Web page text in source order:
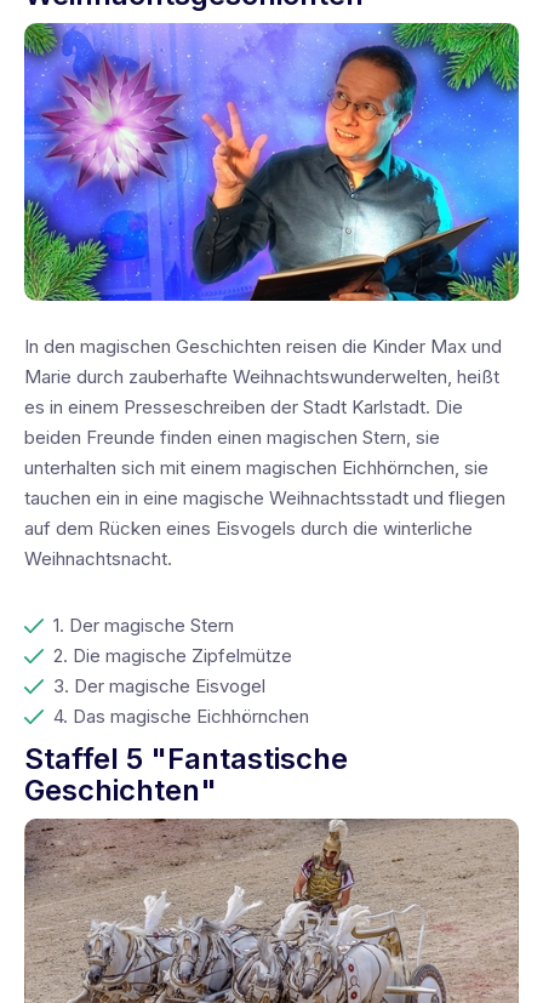
In den magischen Geschichten reisen die Kinder Max und
Marie durch zauberhafte Weihnachtswunderwelten, heißt
es in einem Presseschreiben der Stadt Karlstadt. Die
beiden Freunde finden einen magischen Stern, sie
unterhalten sich mit einem magischen Eichhörnchen, sie
tauchen ein in eine magische Weihnachtsstadt und fliegen
auf dem Rücken eines Eisvogels durch die winterliche
Weihnachtsnacht.
1. Der magische Stern
2. Die magische Zipfelmütze
3. Der magische Eisvogel
4. Das magische Eichhörnchen
Staffel 5 "Fantastische
Geschichten"